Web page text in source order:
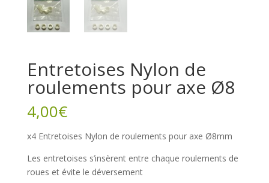
Entretoises Nylon de
roulements pour axe Ø8
4,00€
x4 Entretoises Nylon de roulements pour axe Ø8mm
Les entretoises s’insèrent entre chaque roulements de
roues et évite le déversement